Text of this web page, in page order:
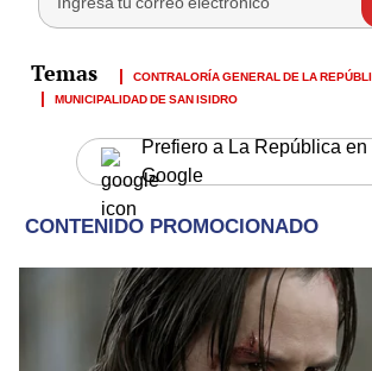
CONTRALORÍA GENERAL DE LA
MUNICIPALIDAD DE SAN ISIDRO
Prefiero a La República en
Google